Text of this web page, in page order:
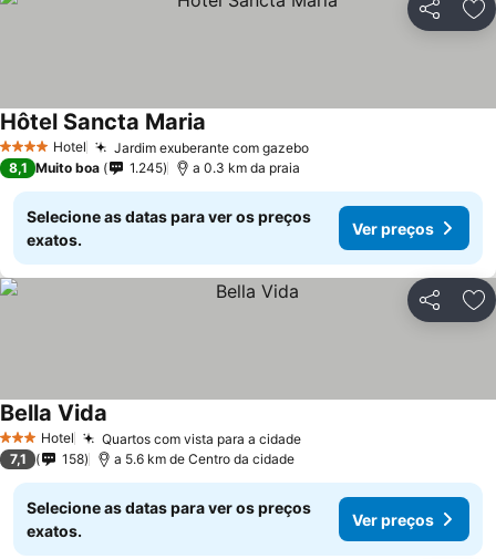
Partilhar
4 EstrelasHotel Jardim exuberante com gazebo
Hôtel Sancta Maria
8,1 Muito boa 1.245 a 0.3 km da praia
Selecione as datas para ver os preços
exatos.
Ver preços
Partilhar
3 EstrelasHotel Quartos com vista para a cidade
Bella Vida
7,1 158 a 5.6 km de Centro da cidade
Selecione as datas para ver os preços
exatos.
Ver preços